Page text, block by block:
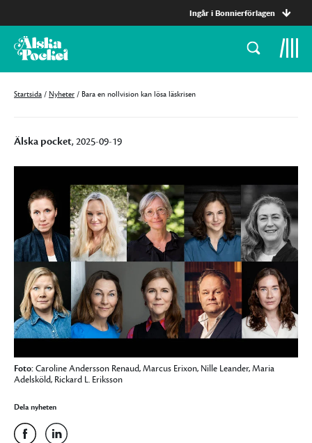
Ingår i Bonnierförlagen
Startsida / Nyheter / Bara en nollvision kan lösa läskrisen
Älska pocket, 2025-09-19
Foto:Caroline Andersson Renaud, Marcus Erixon, Nille Leander, Maria
Adelsköld, Rickard L. Eriksson
Dela nyheten